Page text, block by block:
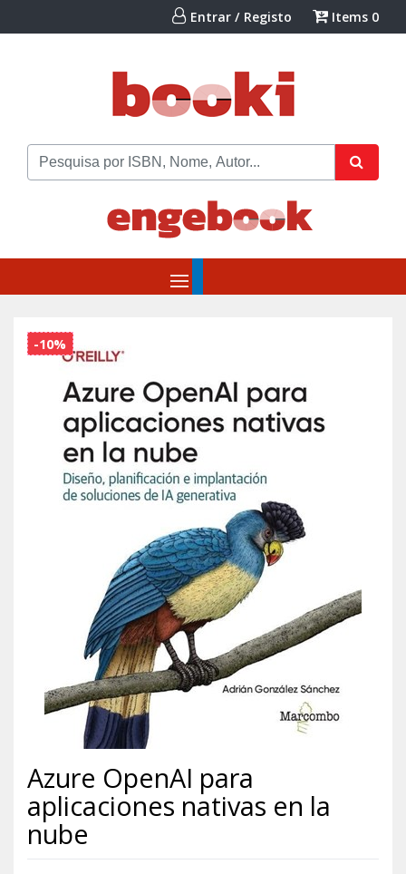
Entrar / Registo Items 0
-10%
Azure OpenAI para
aplicaciones nativas en la
nube